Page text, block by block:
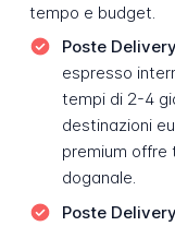
tempo e budget.
Poste
espresso
tempi di 2-4
destinazioni
premium
doganale.
Poste